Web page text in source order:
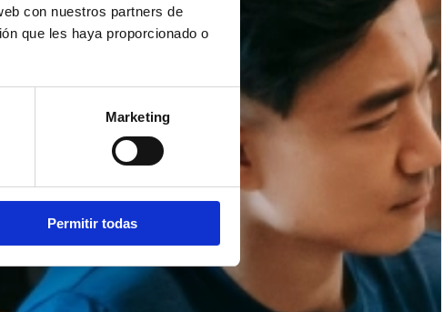
con nuestros partners de
que les haya proporcionado o
Marketing
Permitir todas